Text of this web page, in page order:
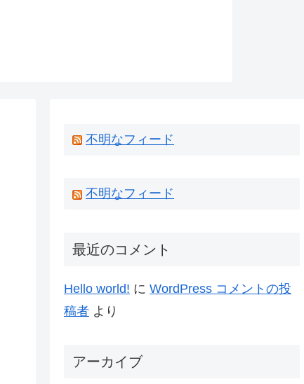
不明なフィード
不明なフィード
最近のコメント
Hello world! に WordPress コメントの投
稿者 より
アーカイブ